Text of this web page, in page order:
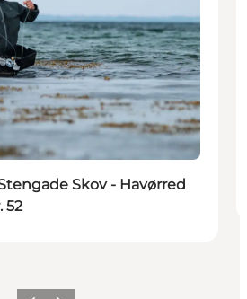
Skov - Havørred
52